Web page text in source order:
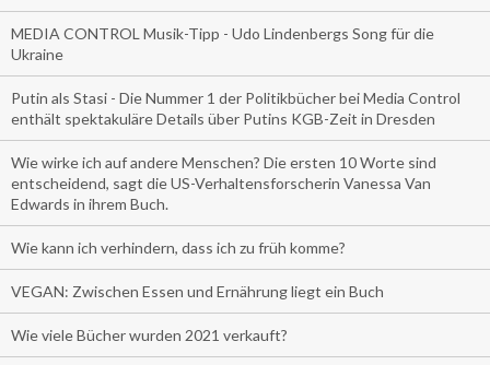
MEDIA CONTROL Musik-Tipp - Udo Lindenbergs Song für die
Ukraine
Putin als Stasi - Die Nummer 1 der Politikbücher bei Media Control
enthält spektakuläre Details über Putins KGB-Zeit in Dresden
Wie wirke ich auf andere Menschen? Die ersten 10 Worte sind
entscheidend, sagt die US-Verhaltensforscherin Vanessa Van
Edwards in ihrem Buch.
Wie kann ich verhindern, dass ich zu früh komme?
VEGAN: Zwischen Essen und Ernährung liegt ein Buch
Wie viele Bücher wurden 2021 verkauft?